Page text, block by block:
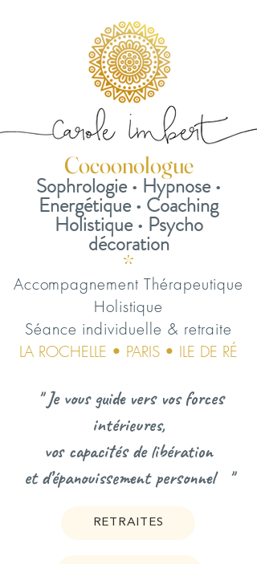
Cocoonologue
Sophrologie • Hypnose •
Energétique • Coaching
Holistique • Psycho
décoration
*
Accompagnement Thérapeutique
Holistique
Séance individuelle & retraite
LA ROCHELLE • PARIS • ILE DE RÉ
" Je vous guide vers vos forces
intérieures,
vos capacités de libération
et d’épanouissement personnel "
RETRAITES